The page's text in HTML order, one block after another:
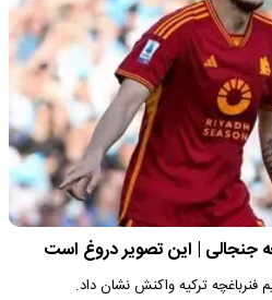
جنجالی | این تصویر دروغ است
ترکیه واکنش نشان داد.